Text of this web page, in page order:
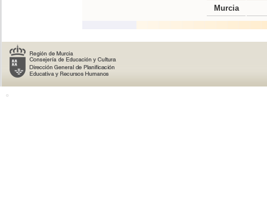
Murcia
o